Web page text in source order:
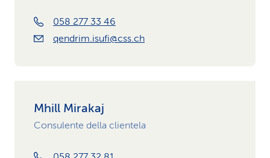
058 277 33 46
qendrim.isufi@css.ch
Mhill Mirakaj
Consulente della clientela